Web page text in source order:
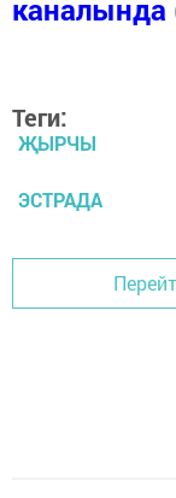
каналында
Теги:
ҖЫРЧЫ
ЭСТРАДА